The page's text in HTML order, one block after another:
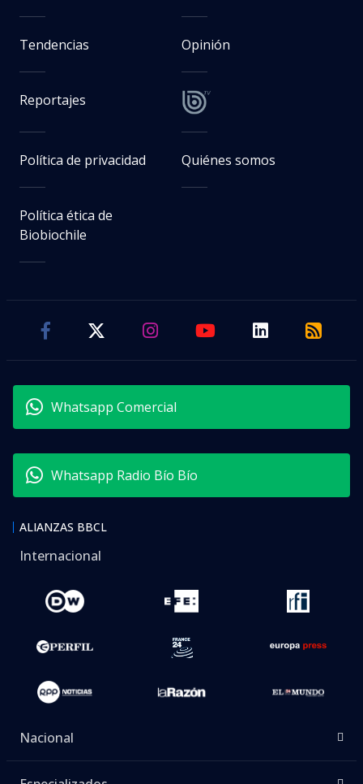
Tendencias Opinión
Reportajes
Política de privacidad Quiénes somos
Política ética de
Biobiochile
Whatsapp Comercial
Whatsapp Radio Bío Bío
ALIANZAS BBCL
Internacional
Nacional